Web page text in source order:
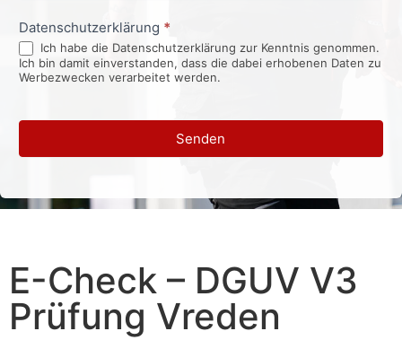
Datenschutzerklärung *
Ich habe die Datenschutzerklärung zur Kenntnis genommen.
Ich bin damit einverstanden, dass die dabei erhobenen Daten zu
Werbezwecken verarbeitet werden.
Senden
E-Check – DGUV V3
Prüfung Vreden